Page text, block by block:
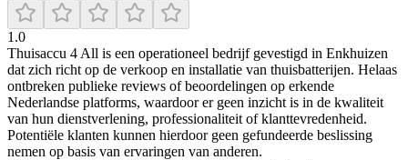
1.0
Thuisaccu 4 All is een operationeel bedrijf gevestigd in Enkhuizen
dat zich richt op de verkoop en installatie van thuisbatterijen. Helaas
ontbreken publieke reviews of beoordelingen op erkende
Nederlandse platforms, waardoor er geen inzicht is in de kwaliteit
van hun dienstverlening, professionaliteit of klanttevredenheid.
Potentiële klanten kunnen hierdoor geen gefundeerde beslissing
nemen op basis van ervaringen van anderen.